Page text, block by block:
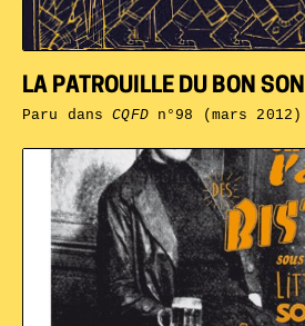
LA PATROUILLE DU BON SON
Paru dansCQFDn°98 (mars 2012)